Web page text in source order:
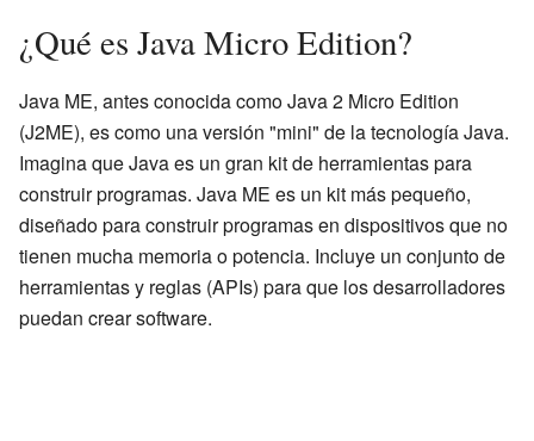
¿Qué es Java Micro Edition?
Java ME, antes conocida como Java 2 Micro Edition
(J2ME), es como una versión "mini" de la tecnología Java.
Imagina que Java es un gran kit de herramientas para
construir programas. Java ME es un kit más pequeño,
diseñado para construir programas en dispositivos que no
tienen mucha memoria o potencia. Incluye un conjunto de
herramientas y reglas (APIs) para que los desarrolladores
puedan crear software.